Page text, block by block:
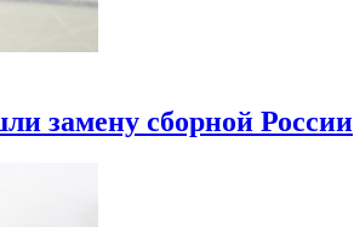
замену сборной России